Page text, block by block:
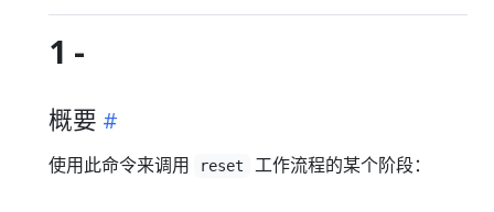
1 -
概要
使用此命令来调用 reset 工作流程的某个阶段：